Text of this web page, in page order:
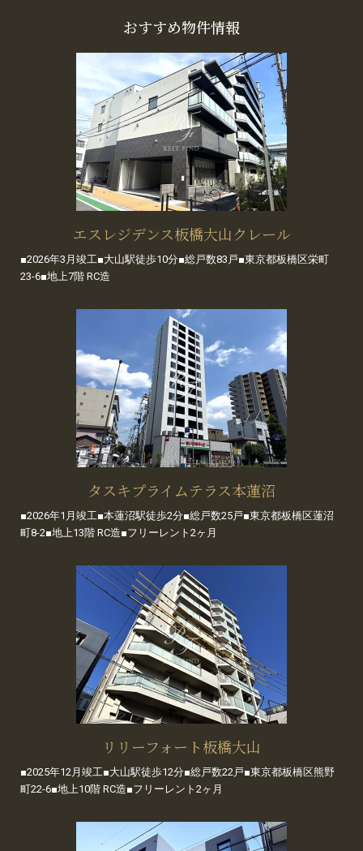
おすすめ物件情報
エスレジデンス板橋大山クレール
■2026年3月竣工■大山駅徒歩10分■総戸数83戸■東京都板橋区栄町
23-6■地上7階 RC造
タスキプライムテラス本蓮沼
■2026年1月竣工■本蓮沼駅徒歩2分■総戸数25戸■東京都板橋区蓮沼
町8-2■地上13階 RC造■フリーレント2ヶ月
リリーフォート板橋大山
■2025年12月竣工■大山駅徒歩12分■総戸数22戸■東京都板橋区熊野
町22-6■地上10階 RC造■フリーレント2ヶ月